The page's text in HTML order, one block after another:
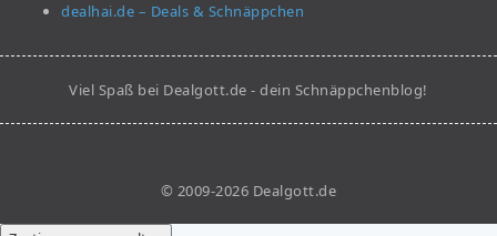
dealhai.de – Deals & Schnäppchen
Viel Spaß bei Dealgott.de - dein Schnäppchenblog!
© 2009-2026 Dealgott.de